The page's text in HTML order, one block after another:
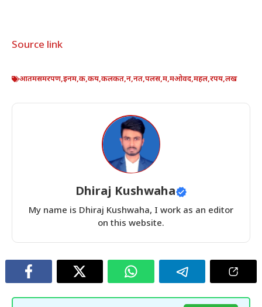
Source link
आतमसमरपण,इनम,क,कय,कलकत,न,नत,पलस,म,मओवद,महल,रपय,लख
Dhiraj Kushwaha
My name is Dhiraj Kushwaha, I work as an editor
on this website.